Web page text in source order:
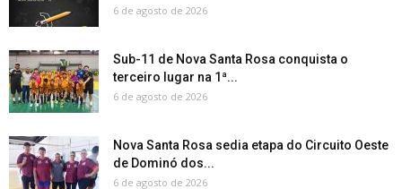
6 de agosto de 2026
Sub-11 de Nova Santa Rosa conquista o
terceiro lugar na 1ª...
6 de agosto de 2026
Nova Santa Rosa sedia etapa do Circuito Oeste
de Dominó dos...
6 de agosto de 2026